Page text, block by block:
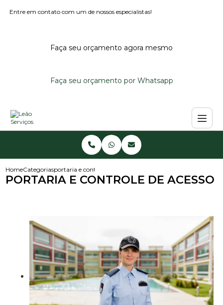
Entre em contato com um de nossos especialistas!
Faça seu orçamento agora mesmo
Faça seu orçamento por Whatsapp
HomeCategoriasportaria e controle de acesso
PORTARIA E CONTROLE DE ACESSO